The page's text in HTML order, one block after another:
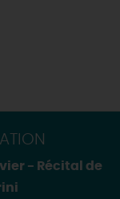
- Récital de